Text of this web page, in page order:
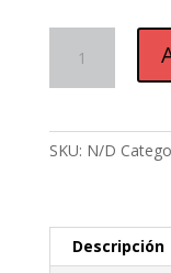
College
Fortnite
Black
cantidad
SKU: N/D
Descripción